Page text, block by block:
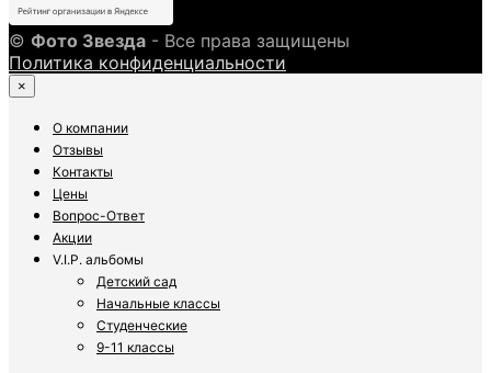
© Фото Звезда - Все права защищены
Политика конфиденциальности
×
О компании
Отзывы
Контакты
Цены
Вопрос-Ответ
Акции
V.I.P. альбомы
Детский сад
Начальные классы
Студенческие
9-11 классы